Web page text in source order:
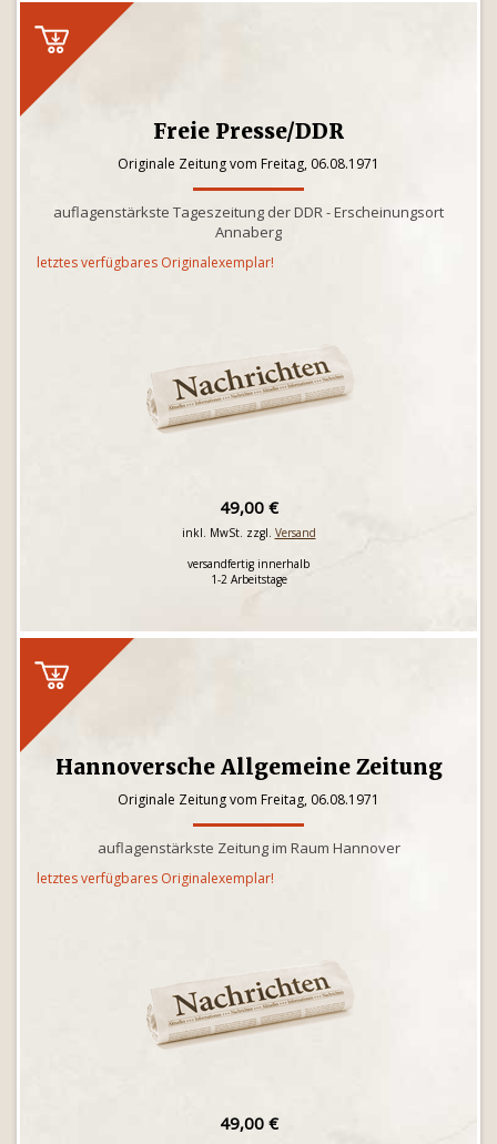
Freie Presse/DDR
Originale Zeitung vom Freitag, 06.08.1971
auflagenstärkste Tageszeitung der DDR - Erscheinungsort
Annaberg
letztes verfügbares Originalexemplar!
49,00 €
inkl. MwSt. zzgl. Versand
versandfertig innerhalb
1-2 Arbeitstage
Hannoversche Allgemeine Zeitung
Originale Zeitung vom Freitag, 06.08.1971
auflagenstärkste Zeitung im Raum Hannover
letztes verfügbares Originalexemplar!
49,00 €